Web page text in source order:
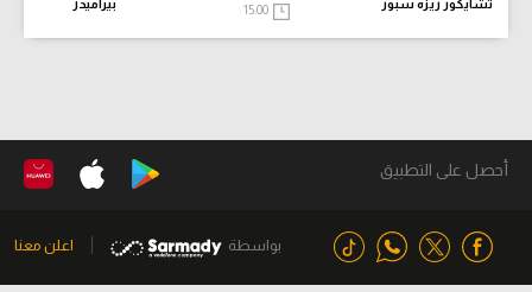
تشايكور ريزه سبور بيراميدز 15:00
أحصل على التطبيق
بواسطة اعلن معنا